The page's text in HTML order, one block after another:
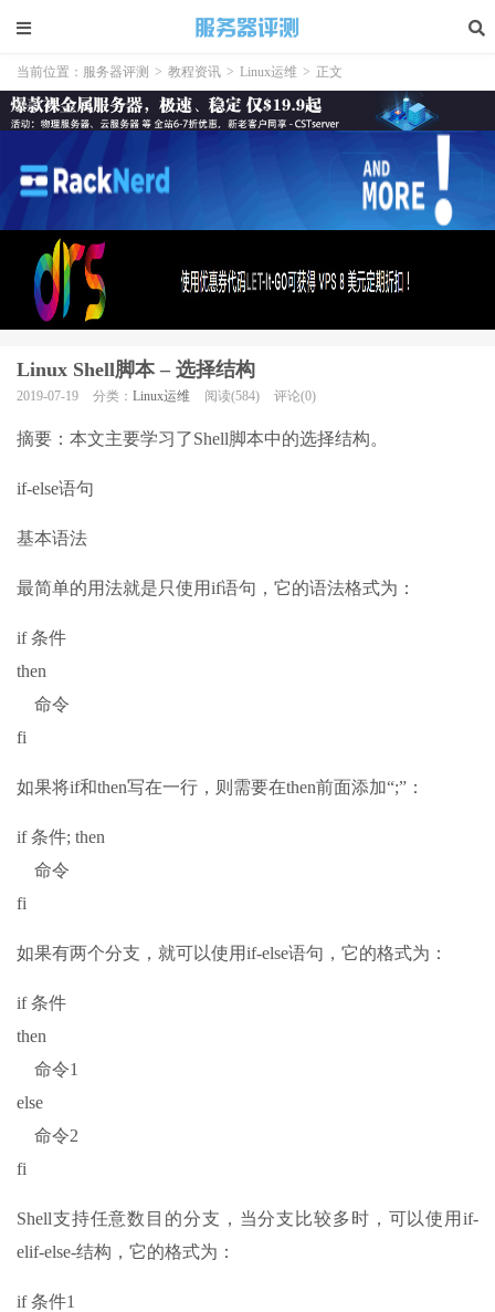
当前位置： 服务器评测 > 教程资讯 > Linux运维 > 正文
Linux Shell脚本 – 选择结构
2019-07-19 分类： Linux运维 阅读(584) 评论(0)
摘要：本文主要学习了Shell脚本中的选择结构。
if-else语句
基本语法
最简单的用法就是只使用if语句，它的语法格式为：
if 条件
then
命令
fi
如果将if和then写在一行，则需要在then前面添加“;”：
if 条件; then
命令
fi
如果有两个分支，就可以使用if-else语句，它的格式为：
if 条件
then
命令1
else
命令2
fi
Shell支持任意数目的分支，当分支比较多时，可以使用if-
elif-else-结构，它的格式为：
if 条件1